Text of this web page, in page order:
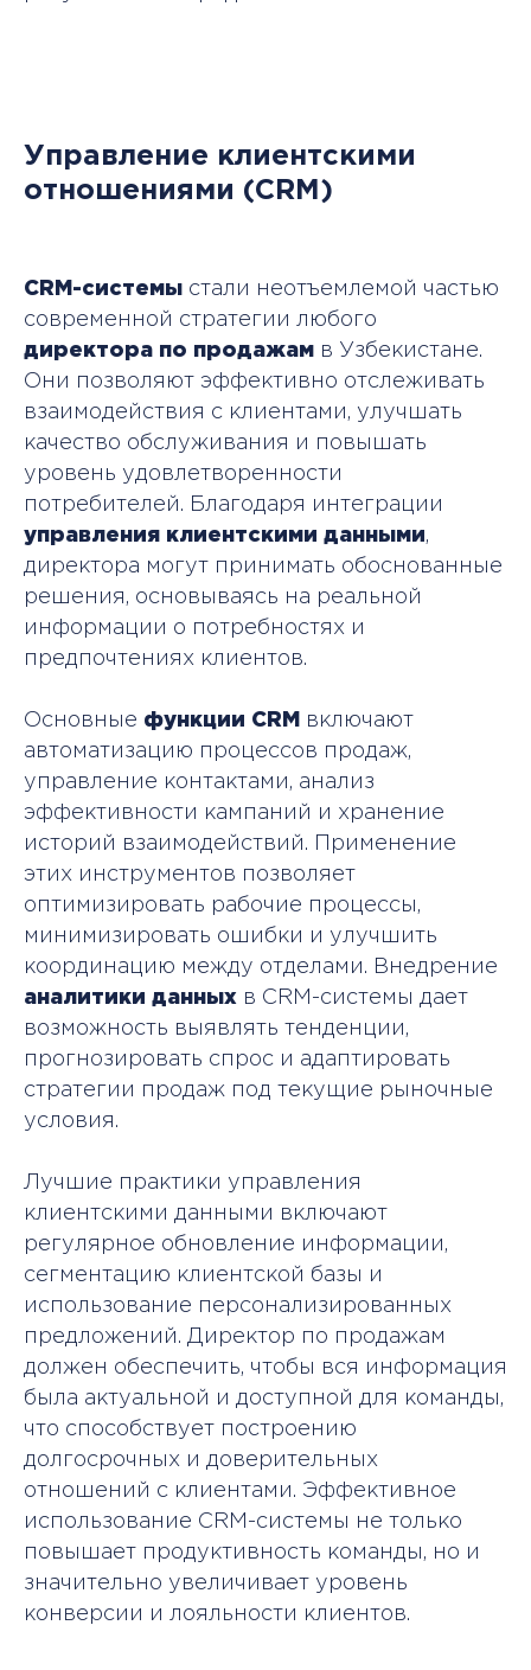
Управление клиентскими
отношениями (CRM)
CRM-системы стали неотъемлемой частью
современной стратегии любого
директора по продажам в Узбекистане.
Они позволяют эффективно отслеживать
взаимодействия с клиентами, улучшать
качество обслуживания и повышать
уровень удовлетворенности
потребителей. Благодаря интеграции
управления клиентскими данными,
директора могут принимать обоснованные
решения, основываясь на реальной
информации о потребностях и
предпочтениях клиентов.
Основные функции CRM
включают
автоматизацию процессов продаж,
управление контактами, анализ
эффективности кампаний и хранение
историй взаимодействий. Применение
этих инструментов позволяет
оптимизировать рабочие процессы,
минимизировать ошибки и улучшить
координацию между отделами. Внедрение
аналитики данных в CRM-системы дает
возможность выявлять тенденции,
прогнозировать спрос и адаптировать
стратегии продаж под текущие рыночные
условия.
Лучшие практики управления
клиентскими данными включают
регулярное обновление информации,
сегментацию клиентской базы и
использование персонализированных
предложений. Директор по продажам
должен обеспечить, чтобы вся информация
была актуальной и доступной для команды,
что способствует построению
долгосрочных и доверительных
отношений с клиентами. Эффективное
использование CRM-системы не только
повышает продуктивность команды, но и
значительно увеличивает уровень
конверсии и лояльности клиентов.
+
НА ВСЕ КУРСЫ И ПРОГРАММЫ
Отзывы
Каталог
Почему нас
выбирают
База знаний
Политика обработки персональных данных
+998 (71) 203-02-04
Режим работы приемной комиссии
Пн — Пт c 10:00 до 19:00
сотрудников